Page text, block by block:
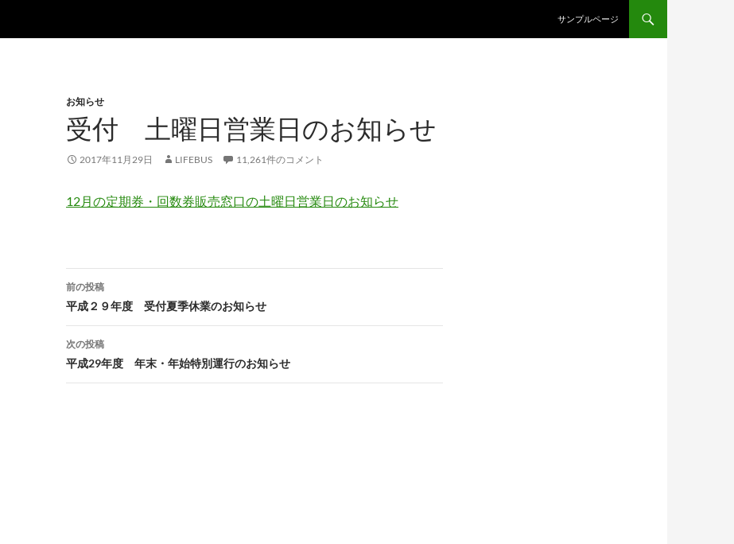
サンプルページ
お知らせ
受付 土曜日営業日のお知らせ
2017年11月29日 LIFEBUS 11,261件のコメント
12月の定期券・回数券販売窓口の土曜日営業日のお知らせ
投
稿
ナ
ビ
ゲ
前の投稿
平成２９年度 受付夏季休業のお知らせ
次の投稿
平成29年度 年末・年始特別運行のお知らせ